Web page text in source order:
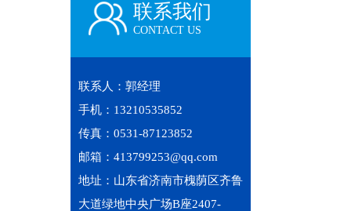
联系我们
CONTACT US
联系人：郭经理
手机：13210535852
传真：0531-87123852
邮箱：413799253@qq.com
地址：山东省济南市槐荫区齐鲁
大道绿地中央广场B座2407-